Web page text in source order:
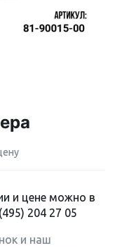
и цене можно в
204 27 05
и наш